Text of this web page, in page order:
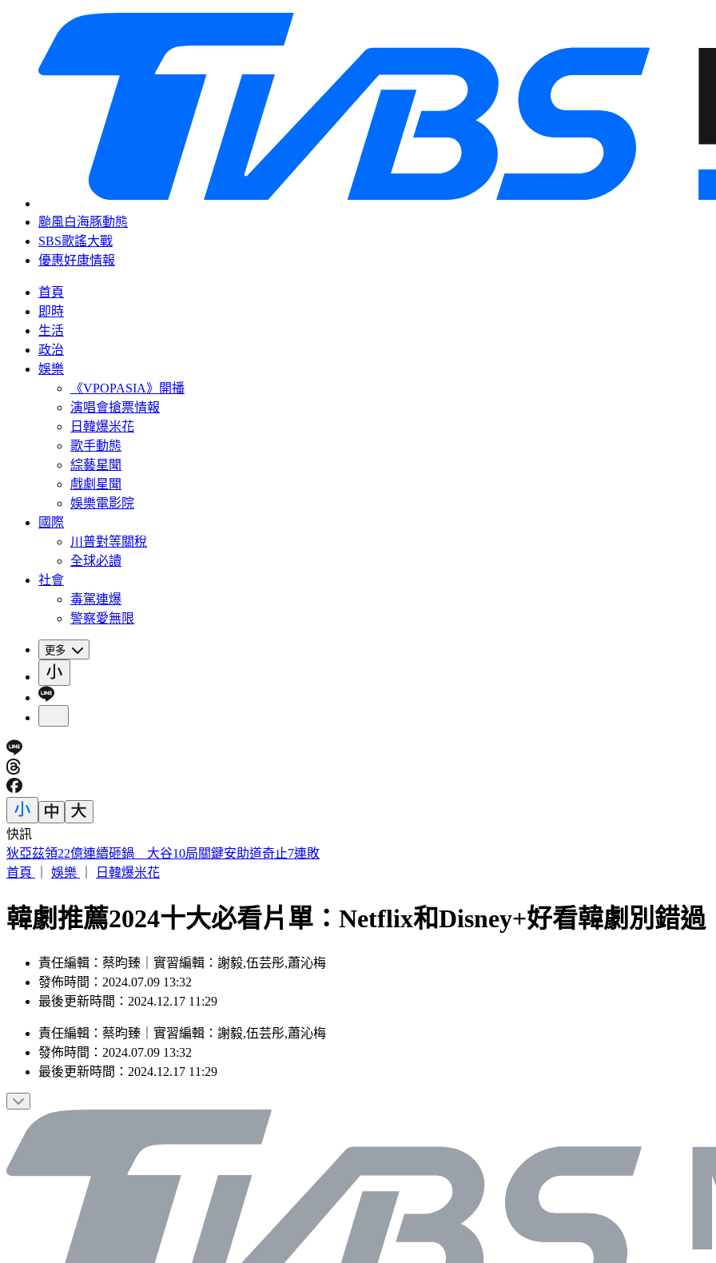
颱風白海豚動態
SBS歌謠大戰
優惠好康情報
首頁
即時
生活
政治
娛樂
《VPOPASIA》開播
演唱會搶票情報
日韓爆米花
歌手動態
綜藝星聞
戲劇星聞
娛樂電影院
國際
川普對等關稅
全球必讀
社會
毒駕連爆
警察愛無限
更多
快訊
狄亞茲領22億連續砸鍋 大谷10局關鍵安助道奇止7連敗
首頁
娛樂 日韓爆米花
韓劇推薦2024十大必看片單：Netflix和Disney+好看韓劇別錯過
責任編輯：蔡昀臻｜實習編輯：謝毅,伍芸彤,蕭沁梅
發佈時間：2024.07.09 13:32
最後更新時間：2024.12.17 11:29
責任編輯 ： 蔡昀臻 實習編輯 ： 謝毅,伍芸彤,蕭沁梅
發佈時間： 2024.07.09 13:32
最後更新時間： 2024.12.17 11:29